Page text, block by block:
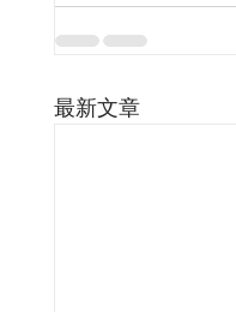
最新文章